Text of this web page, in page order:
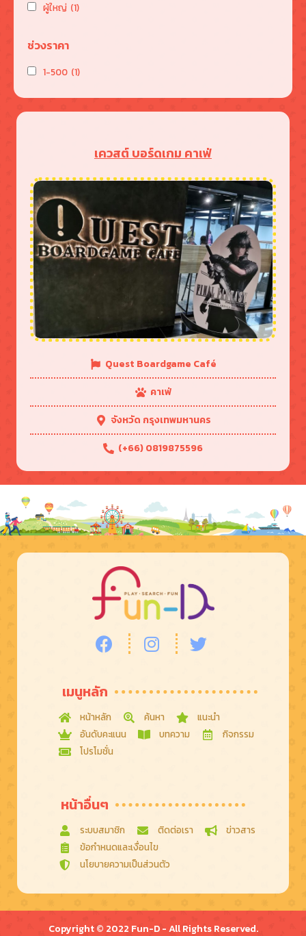
ผู้ใหญ่ (1)
ช่วงราคา
1-500 (1)
เควสต์ บอร์ดเกม คาเฟ่
Quest Boardgame Café
คาเฟ่
จังหวัด กรุงเทพมหานคร
(+66) 0819875596
เมนูหลัก
หน้าหลัก ค้นหา
แนะนำ
อันดับคะแนน
บทความ
กิจกรรม
โปรโมชั่น
หน้าอื่นๆ
ระบบสมาชิก ติดต่อเรา
ข่าวสาร
ข้อกําหนดและเงื่อนไข
นโยบายความเป็นส่วนตัว
Copyright © 2022 Fun-D - All Rights Reserved.